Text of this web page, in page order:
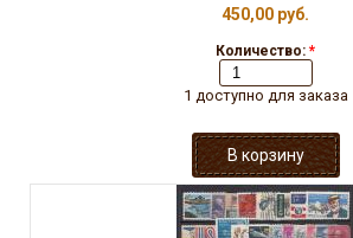
450,00 руб.
Количество: *
1 доступно для заказа